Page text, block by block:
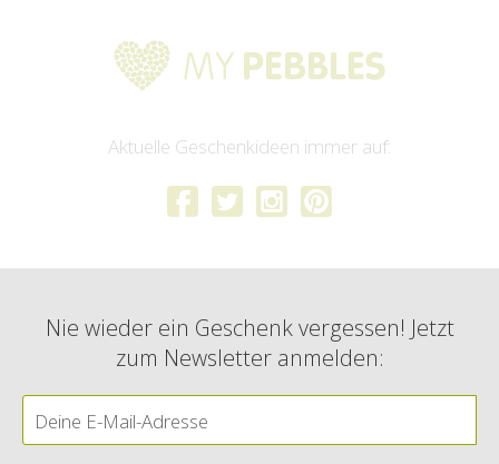
Aktuelle Geschenkideen immer auf:
Nie wieder ein Geschenk vergessen! Jetzt
zum Newsletter anmelden: